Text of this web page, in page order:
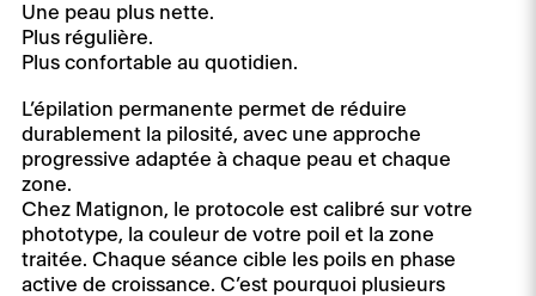
Une peau plus nette.
Plus régulière.
Plus confortable au quotidien.
L’épilation permanente permet de réduire
durablement la pilosité, avec une approche
progressive adaptée à chaque peau et chaque
zone.
Chez Matignon, le protocole est calibré sur votre
phototype, la couleur de votre poil et la zone
traitée. Chaque séance cible les poils en phase
active de croissance. C’est pourquoi plusieurs